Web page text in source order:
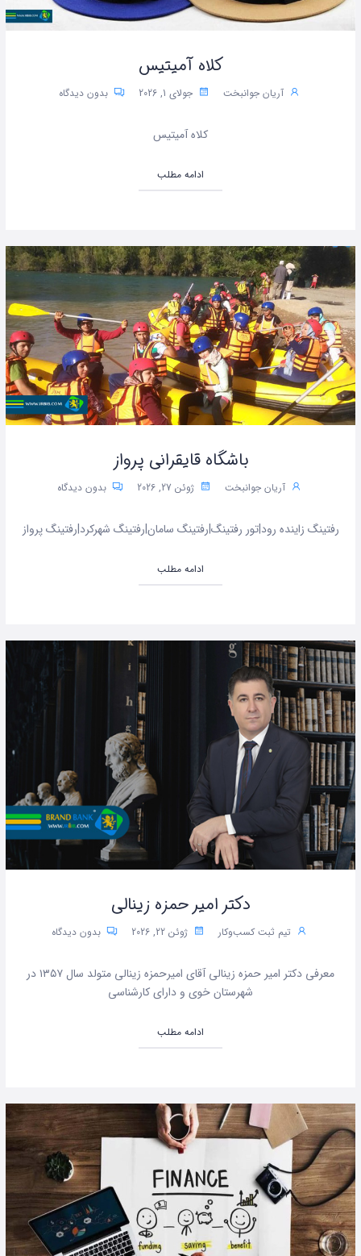
کلاه آمیتیس
آریان جوانبخت جولای 1, 2026 بدون دیدگاه
کلاه آمیتیس
ادامه مطلب
باشگاه قایقرانی پرواز
آریان جوانبخت ژوئن 27, 2026 بدون دیدگاه
رفتینگ زاینده رود|تور رفتینگ|رفتینگ سامان|رفتینگ شهرکرد|رفتینگ پرواز
ادامه مطلب
دکتر امیر حمزه زینالی
تیم ثبت کسب‌وکار ژوئن 22, 2026 بدون دیدگاه
معرفی دکتر امیر حمزه زینالی آقای امیرحمزه زینالی متولد سال ۱۳۵۷ در
شهرستان خوی و دارای کارشناسی
ادامه مطلب